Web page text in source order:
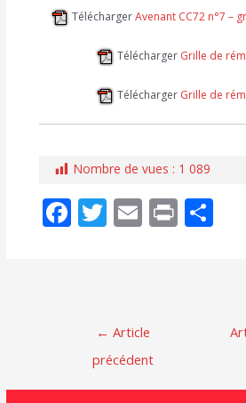
TéléchargerAvenant CC72 n°7 –
Télécharger Grille de
Télécharger Grille de
Nombre de vues : 1 089
F
k
T E PrP
er
← Article
précédent